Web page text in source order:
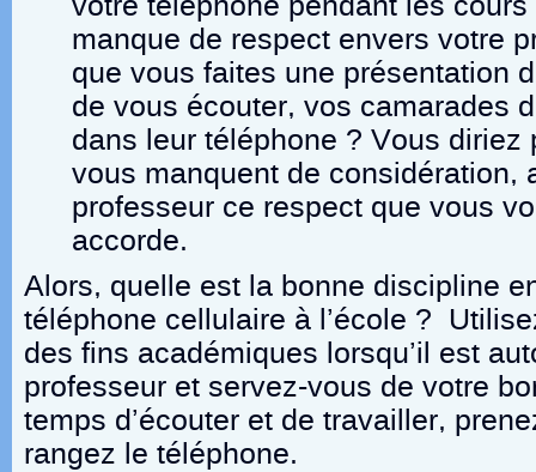
manque de respect envers votre
que vous faites une présentation
de vous écouter, vos camarades
dans leur téléphone ? Vous diriez
vous manquent de considération,
professeur ce respect que vous
accorde.
Alors, quelle est la bonne discipline
téléphone cellulaire à l’école ?
des fins académiques lorsqu’il est
professeur et servez-vous de votre
temps d’écouter et de travailler,
rangez le téléphone.